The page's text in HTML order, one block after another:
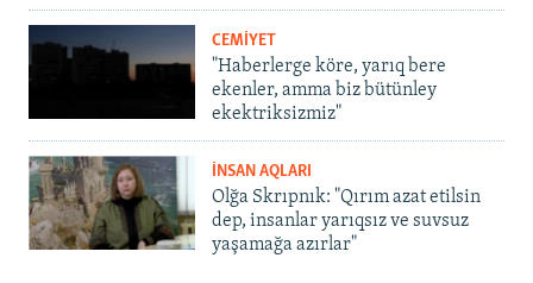
CEMİYET
"Haberlerge köre, yarıq bere
ekenler, amma biz bütünley
ekektriksizmiz"
İNSAN AQLARI
Olğa Skrıpnık: "Qırım azat etilsin
dep, insanlar yarıqsız ve suvsuz
yaşamağa azırlar"